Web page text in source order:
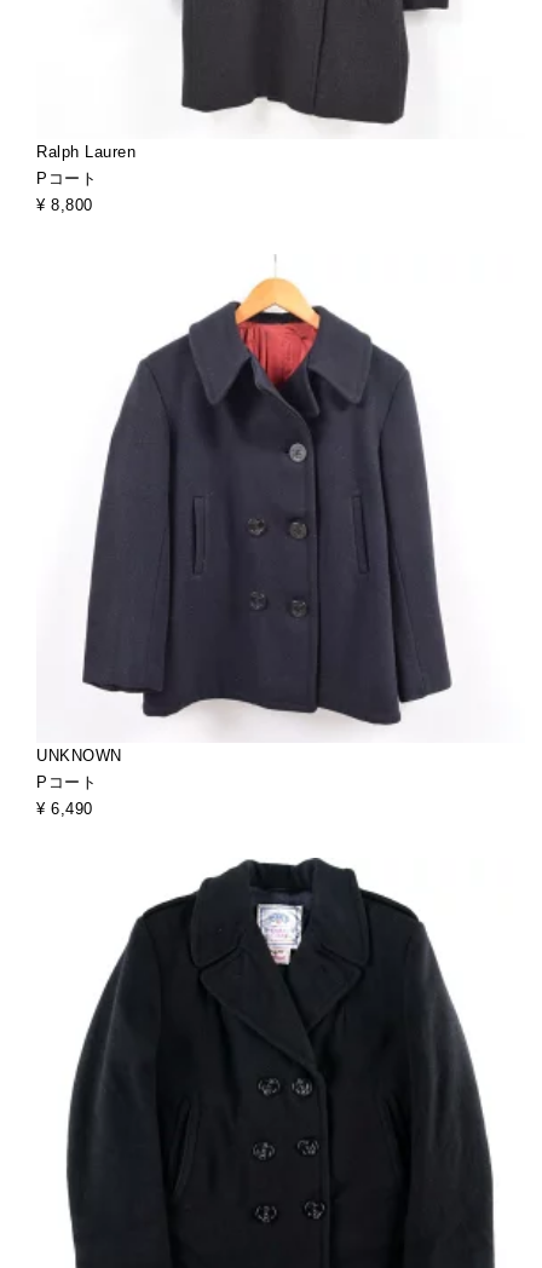
Ralph Lauren
Pコート
¥ 8,800
UNKNOWN
Pコート
¥ 6,490